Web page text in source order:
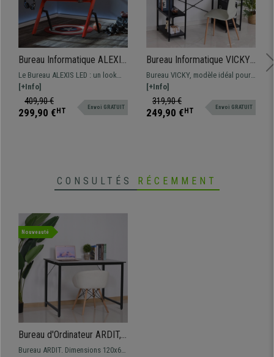
Bureau Informatique ALEXIS
LED, Dimensions 120x66x76
cm, en Métal et Bois, Rouge
et Noir
Le Bureau ALEXIS LED : un look
gamer sportif et de nombreux
accessoires, idéal pour jouer aux
jeux vidéo dans le plus grands
[+Info]
409,90 €
299,90 € HT Envoi GRATUIT
Bureau Informatique VICKY,
140x60x93cm, Pratique et
Design, Bois et Métal Noir
Bureau VICKY, modèle idéal pour
une utilisation informatique,
design moderne, grand plan de
travail et nombreux espaces de
[+Info]
319,90 €
249,90 € HT Envoi GRATUIT
CONSULTÉS RÉCEMMENT
Nouveauté
Bureau d'Ordinateur ARDIT,
120x60x73cm, en Métal et
Bureau ARDIT. Dimensions 120x60